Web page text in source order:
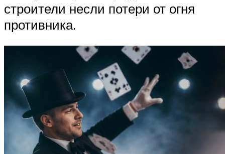
строители несли потери от огня
противника.